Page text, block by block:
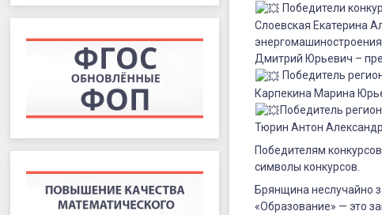
Победители
Слоевская Екатерина
Дмитрий Юрьевич –
Победитель
Карпекина Марина
Победитель
Тюрин Антон
Победителям
символы конкурсов.
Брянщина неслучайно
«Образование» — это